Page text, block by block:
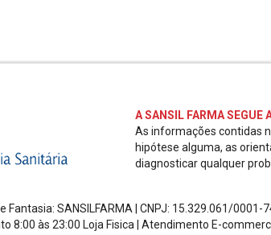
A SANSIL FARMA SEGUE
As informações contidas
hipótese alguma, as
diagnosticar qualquer
Fantasia: SANSILFARMA | CNPJ: 15.329.061/0001-
8:00 às 23:00 Loja Fisica | Atendimento E-